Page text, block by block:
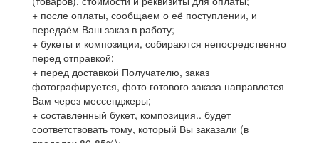
+ после оплаты, сообщаем о её поступлении, и
передаём Ваш заказ в работу;
+ букеты и композиции, собираются непосредственно
перед отправкой;
+ перед доставкой Получателю, заказ
фотографируется, фото готового заказа направлется
Вам через мессенджеры;
+ составленный букет, композиция.. будет
соответствовать тому, который Вы заказали (в